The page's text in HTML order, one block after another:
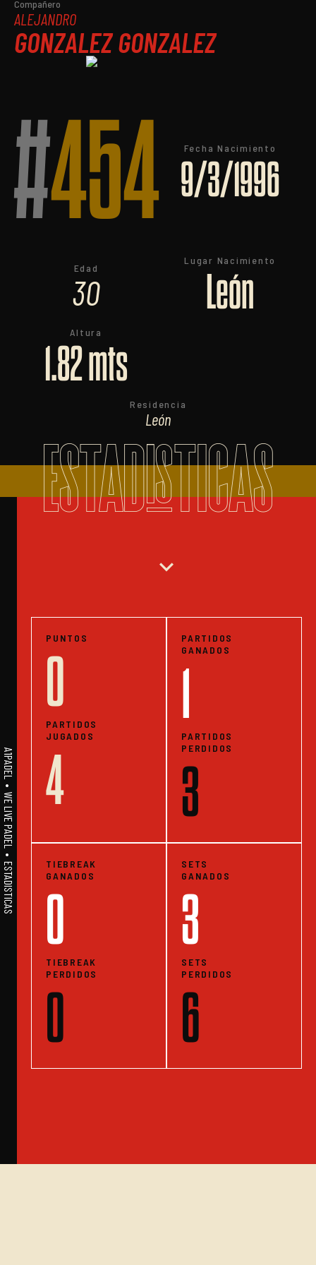
Compañero
ALEJANDRO
GONZALEZ GONZALEZ
#454 Fecha Nacimiento
9/3/1996
Edad
30
Lugar Nacimiento
León
Altura
1.82 mts
Residencia
León
ESTADISTICAS
A1PADEL • WE LIVE PADEL • ESTADISTICAS
expand_more
PUNTOS
0
PARTIDOS
JUGADOS
4
PARTIDOS
GANADOS
1
PARTIDOS
PERDIDOS
3
TIEBREAK
GANADOS
0
TIEBREAK
PERDIDOS
0
SETS
GANADOS
3
SETS
PERDIDOS
6